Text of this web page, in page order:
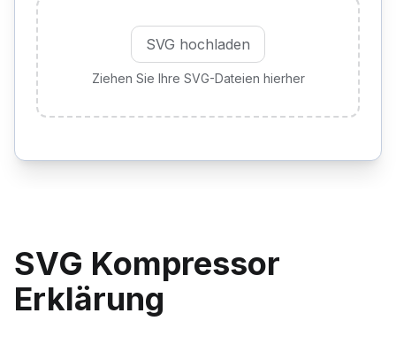
SVG hochladen
Ziehen Sie Ihre SVG-Dateien hierher
SVG Kompressor
Erklärung